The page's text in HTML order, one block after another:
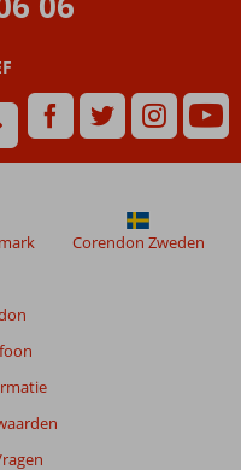
Corendon Zweden